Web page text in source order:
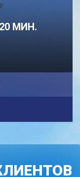
МИН.